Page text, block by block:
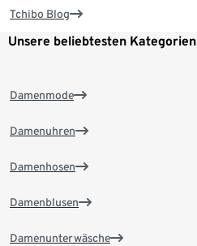
Tchibo Blog
Unsere beliebtesten Kategorien
Damenmode
Damenuhren
Damenhosen
Damenblusen
Damenunterwäsche